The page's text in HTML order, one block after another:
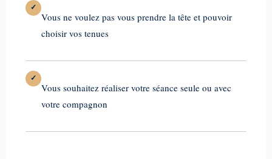
✓
Vous ne voulez pas vous prendre la tête et pouvoir
choisir vos tenues
✓
Vous souhaitez réaliser votre séance seule ou avec
votre compagnon